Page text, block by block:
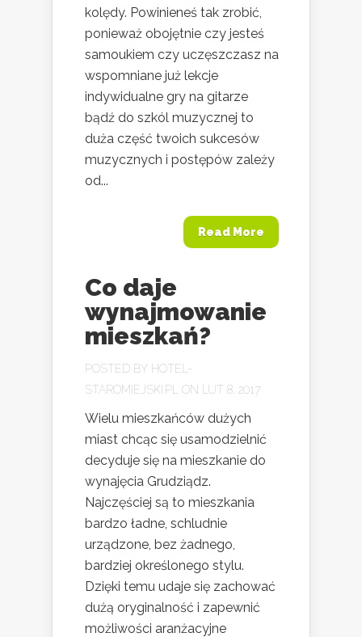
kolędy. Powinieneś tak zrobić,
ponieważ obojętnie czy jesteś
samoukiem czy uczęszczasz na
wspomniane już lekcje
indywidualne gry na gitarze
bądź do szkól muzycznej to
duża część twoich sukcesów
muzycznych i postępów zależy
od...
Read More
Co daje
wynajmowanie
mieszkań?
POSTED BY HOTEL-
STAROMIEJSKI.PL
ON LUT 8, 2017
Wielu mieszkańców dużych
miast chcąc się usamodzielnić
decyduje się na mieszkanie do
wynajęcia Grudziądz.
Najczęściej są to mieszkania
bardzo ładne, schludnie
urządzone, bez żadnego,
bardziej określonego stylu.
Dzięki temu udaje się zachować
dużą oryginalność i zapewnić
możliwości aranżacyjne